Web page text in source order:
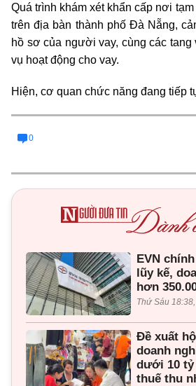
Quá trình khám xét khẩn cấp nơi
trên địa bàn thành phố Đà Nẵng,
hồ sơ của người vay, cùng các tang
vụ hoạt động cho vay.
Hiện, cơ quan chức năng đang tiếp
0
EVN
lũy kế,
hơn
Thứ Sáu
Đề xuất
doanh
dưới 10 tỷ
thuế thu